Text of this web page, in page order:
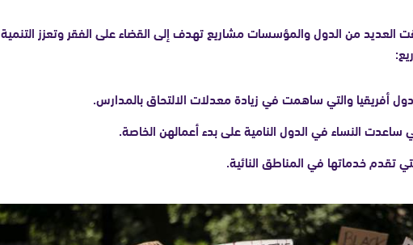
العديد من الدول والمؤسسات مشاريع تهدف إلى القضاء على الفقر وتعزز التنمية
أفريقيا والتي ساهمت في زيادة معدلات الالتحاق بالمدارس.
ساعدت النساء في الدول النامية على بدء أعمالهن الخاصة.
تقدم خدماتها في المناطق النائية.